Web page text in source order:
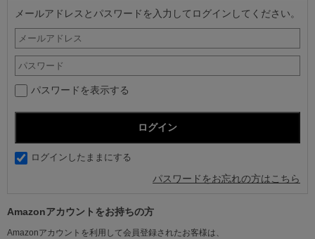
メールアドレスとパスワードを入力してログインしてください。
パスワードを表示する
ログインしたままにする
パスワードをお忘れの方はこちら
Amazonアカウントをお持ちの方
Amazonアカウントを利用して会員登録されたお客様は、